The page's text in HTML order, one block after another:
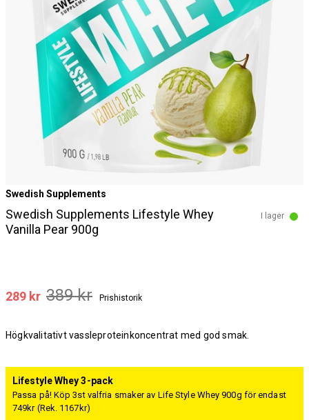
Swedish Supplements
Swedish Supplements Lifestyle Whey
Vanilla Pear 900g
I lager
289 kr 389 kr Prishistorik
Högkvalitativt vassleproteinkoncentrat med god smak.
Lifestyle Whey 3-pack
Passa på! Köp 3st valfria smaker av Life Style Whey 900g för endast
749kr (Rek. 1167kr)